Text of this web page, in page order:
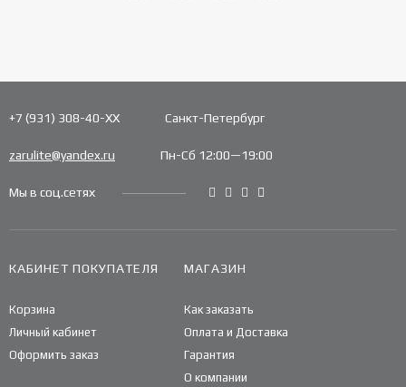
+7 (931) 308-40-ХХ Санкт-Петербург
zarulite@yandex.ru Пн-Сб 12:00—19:00
Мы в соц.сетях
КАБИНЕТ ПОКУПАТЕЛЯ
Корзина
Личный кабинет
Оформить заказ
МАГАЗИН
Как заказать
Оплата и Доставка
Гарантия
О компании